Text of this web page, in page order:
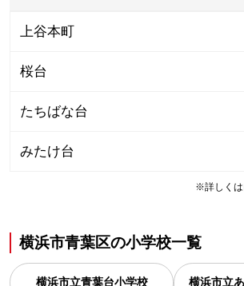
上谷本町
桜台
たちばな台
みたけ台
※詳しくは
横浜市青葉区の小学校一覧
横浜市立青葉台小学校 横浜市立